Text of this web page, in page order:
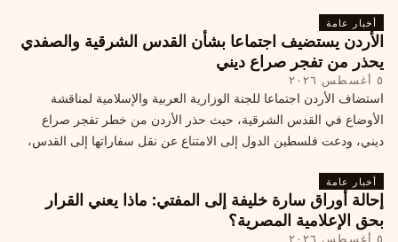
أخبار عامة
الأردن يستضيف اجتماعا بشأن القدس الشرقية والصفدي
يحذر من تفجر صراع ديني
٥ أغسطس ٢٠٢٦
استضاف الأردن اجتماعا للجنة الوزارية العربية والإسلامية لمناقشة
الأوضاع في القدس الشرقية، حيث حذر الأردن من خطر تفجر صراع
ديني، ودعت فلسطين الدول إلى الامتناع عن نقل سفاراتها إلى القدس،
أخبار عامة
إحالة أوراق سارة خليفة إلى المفتي: ماذا يعني القرار
بحق الإعلامية المصرية؟
٥ أغسطس ٢٠٢٦